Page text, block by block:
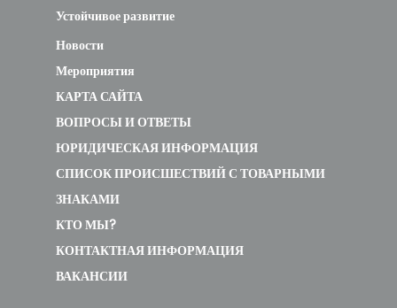
Устойчивое развитие
Новости
Мероприятия
КАРТА САЙТА
ВОПРОСЫ И ОТВЕТЫ
ЮРИДИЧЕСКАЯ ИНФОРМАЦИЯ
СПИСОК ПРОИСШЕСТВИЙ С ТОВАРНЫМИ
ЗНАКАМИ
КТО МЫ?
КОНТАКТНАЯ ИНФОРМАЦИЯ
ВАКАНСИИ